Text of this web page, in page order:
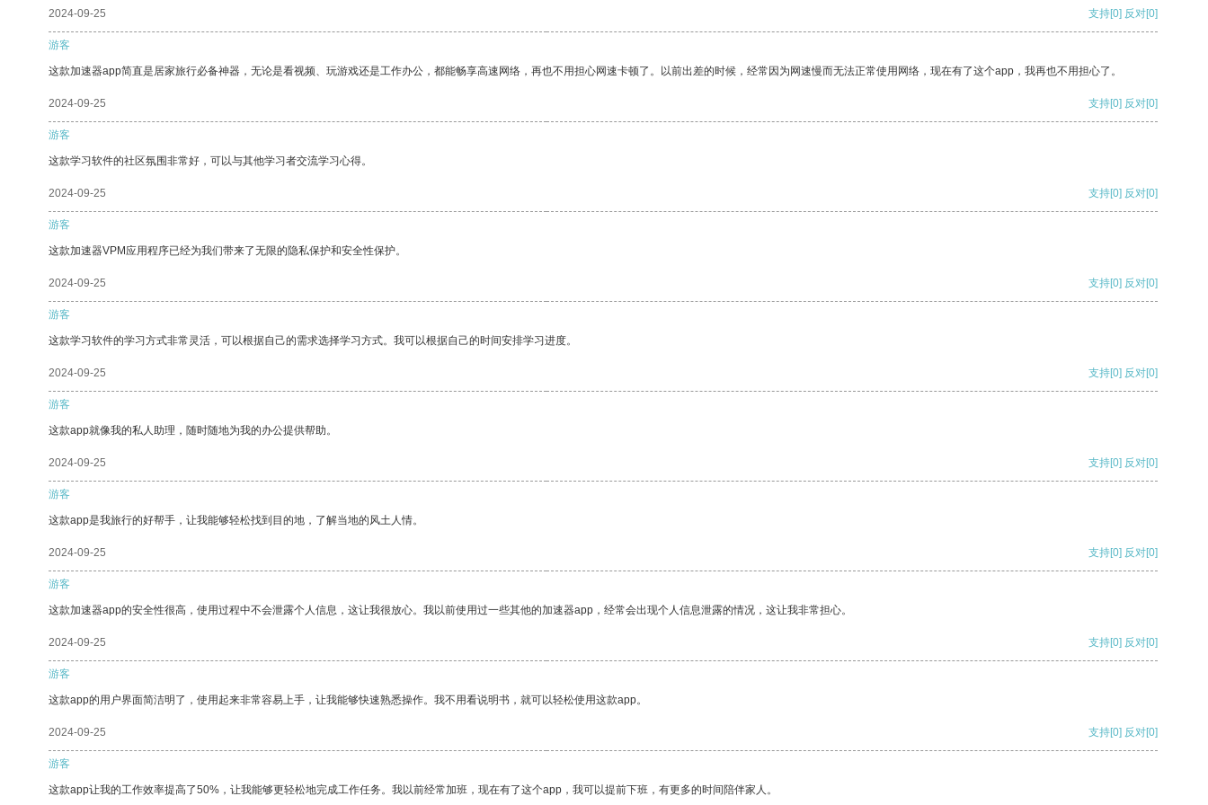
2024-09-25 支持[0] 反对[0]
游客
这款加速器app简直是居家旅行必备神器，无论是看视频、玩游戏还是工作办公，都能畅享高速网络，再也不用担心网速卡顿了。以前出差的时候，经常因为网速慢而无法正常使用网络，现在有了这个app，我再也不用担心了。
2024-09-25 支持[0] 反对[0]
游客
这款学习软件的社区氛围非常好，可以与其他学习者交流学习心得。
2024-09-25 支持[0] 反对[0]
游客
这款加速器VPM应用程序已经为我们带来了无限的隐私保护和安全性保护。
2024-09-25 支持[0] 反对[0]
游客
这款学习软件的学习方式非常灵活，可以根据自己的需求选择学习方式。我可以根据自己的时间安排学习进度。
2024-09-25 支持[0] 反对[0]
游客
这款app就像我的私人助理，随时随地为我的办公提供帮助。
2024-09-25 支持[0] 反对[0]
游客
这款app是我旅行的好帮手，让我能够轻松找到目的地，了解当地的风土人情。
2024-09-25 支持[0] 反对[0]
游客
这款加速器app的安全性很高，使用过程中不会泄露个人信息，这让我很放心。我以前使用过一些其他的加速器app，经常会出现个人信息泄露的情况，这让我非常担心。
2024-09-25 支持[0] 反对[0]
游客
这款app的用户界面简洁明了，使用起来非常容易上手，让我能够快速熟悉操作。我不用看说明书，就可以轻松使用这款app。
2024-09-25 支持[0] 反对[0]
游客
这款app让我的工作效率提高了50%，让我能够更轻松地完成工作任务。我以前经常加班，现在有了这个app，我可以提前下班，有更多的时间陪伴家人。